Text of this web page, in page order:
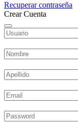
Recuperar contraseña
Crear Cuenta